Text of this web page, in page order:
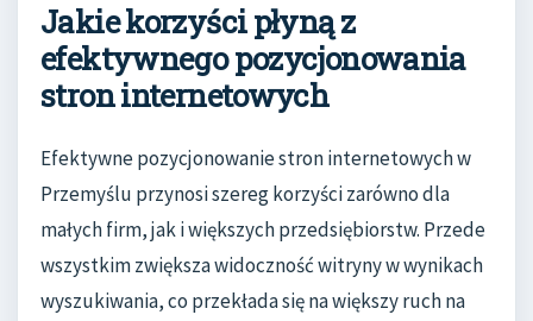
Jakie korzyści płyną z
efektywnego pozycjonowania
stron internetowych
Efektywne pozycjonowanie stron internetowych w
Przemyślu przynosi szereg korzyści zarówno dla
małych firm, jak i większych przedsiębiorstw. Przede
wszystkim zwiększa widoczność witryny w wynikach
wyszukiwania, co przekłada się na większy ruch na